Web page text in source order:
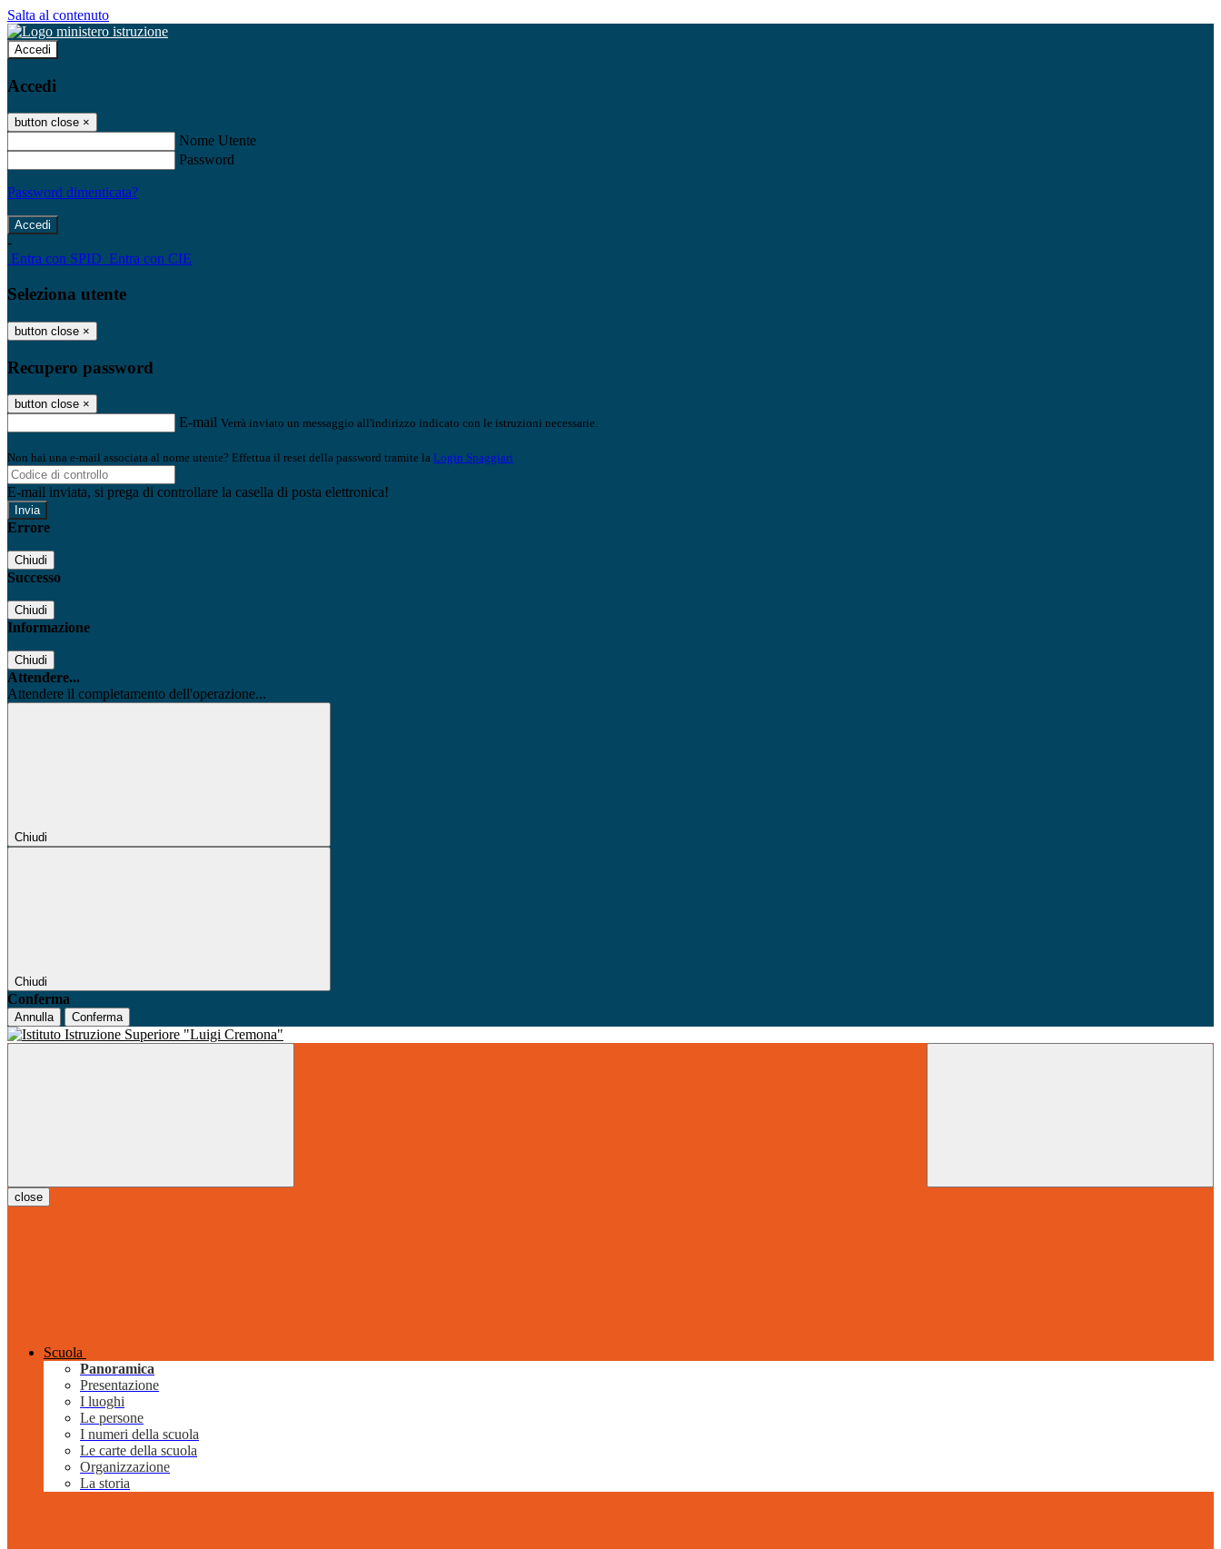
Salta al contenuto
Accedi
Accedi
button close ×
Nome Utente
Password
Password dimenticata?
-
Entra con SPID Entra con CIE
Seleziona utente
button close ×
Recupero password
button close ×
E-mail Verrà inviato un messaggio all'indirizzo indicato con le istruzioni necessarie.
Non hai una e-mail associata al nome utente? Effettua il reset della password tramite la Login Spaggiari
E-mail inviata, si prega di controllare la casella di posta elettronica!
Errore
Chiudi
Successo
Chiudi
Informazione
Chiudi
Attendere...
Attendere il completamento dell'operazione...
Chiudi
Chiudi
Conferma
Annulla Conferma
close
Scuola
Panoramica
Presentazione
I luoghi
Le persone
I numeri della scuola
Le carte della scuola
Organizzazione
La storia